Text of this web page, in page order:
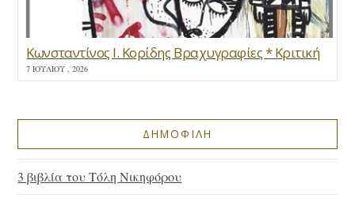
Κωνσταντίνος Ι. Κορίδης Βραχυγραφίες * Κριτική
7 ΙΟΥΛΊΟΥ , 2026
ΔΗΜΟΦΙΛΗ
3 βιβλία του Τόλη Νικηφόρου